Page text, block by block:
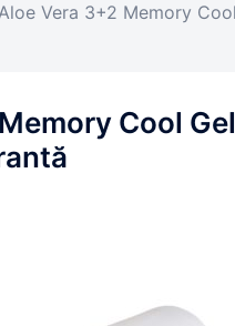
Vera 3+2 Memory
Cool